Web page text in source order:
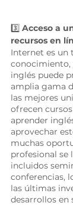
3️⃣ Acceso a
recursos en
Internet es un
conocimiento,
inglés puede
amplia gama
las mejores
ofrecen
aprender
aprovechar
muchas
profesional se
incluidos
conferencias,
las últimas
desarrollos en